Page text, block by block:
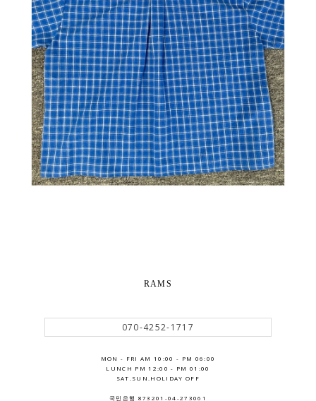
RAMS
070-4252-1717
MON - FRI AM 10:00 - PM 06:00
LUNCH PM 12:00 - PM 01:00
SAT.SUN.HOLIDAY OFF
국민은행 873201-04-273061